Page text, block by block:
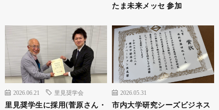
たま未来メッセ 参加
2026.06.21 里見奨学会
里見奨学生に採用(菅原さん・
2026.05.31
市内大学研究シーズビジネス